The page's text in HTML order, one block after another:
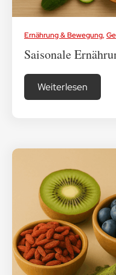
Ernährung & Bewegung,
Saisonale
Weiterlesen